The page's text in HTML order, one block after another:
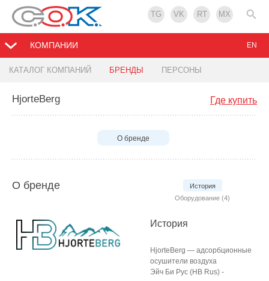
TG VK RT MX
КОМПАНИИ
КАТАЛОГ КОМПАНИЙ БРЕНДЫ ПЕРСОНЫ
EN
Где купить
HjorteBerg
О бренде
О бренде
История
Оборудование (4)
История
HjorteBerg — адсорбционные
осушители воздуха
Эйч Би Рус (HB Rus) -